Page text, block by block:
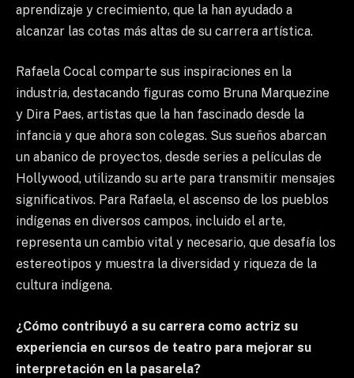
aprendizaje y crecimiento, que la han ayudado a
alcanzar las cotas más altas de su carrera artística.
Rafaela Cocal comparte sus inspiraciones en la
industria, destacando figuras como Bruna Marquezine
y Dira Paes, artistas que la han fascinado desde la
infancia y que ahora son colegas. Sus sueños abarcan
un abanico de proyectos, desde series a películas de
Hollywood, utilizando su arte para transmitir mensajes
significativos. Para Rafaela, el ascenso de los pueblos
indígenas en diversos campos, incluido el arte,
representa un cambio vital y necesario, que desafía los
estereotipos y muestra la diversidad y riqueza de la
cultura indígena.
¿Cómo contribuyó a su carrera como actriz su
experiencia en cursos de teatro para mejorar su
interpretación en la pasarela?